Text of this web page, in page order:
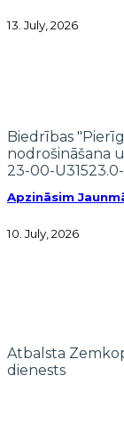
13. July, 2026
Apzināsim
10. July, 2026
Biedrības
nodrošināšana
23-00-
Atbalsta
dienests